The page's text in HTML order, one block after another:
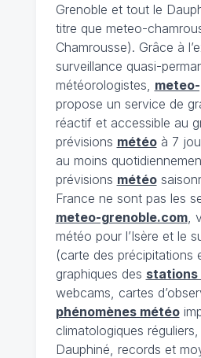
Grenoble et tout le
titre que meteo-
Chamrousse). Grâce à
surveillance quasi-
météorologistes,
propose un service de
réactif et accessible au
prévisions météoà 7
au moins
prévisions météo
France ne sont pas les
meteo-grenoble.com,
météo pour l’Isère et le
(carte des précipitations
graphiques des stations
webcams, cartes
phénomènes météo
climatologiques
Dauphiné, records et